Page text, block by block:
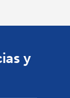
y